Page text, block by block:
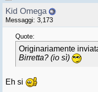
Kid Omega
Messaggi: 3,173
Quote:
Originariamente
Birretta? (io sì)
Eh si